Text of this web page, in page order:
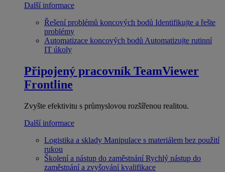
Další informace
Řešení problémů koncových bodů Identifikujte a řešte
problémy
Automatizace koncových bodů Automatizujte rutinní
IT úkoly
Připojený pracovník TeamViewer
Frontline
Zvyšte efektivitu s průmyslovou rozšířenou realitou.
Další informace
Logistika a sklady Manipulace s materiálem bez použití
rukou
Školení a nástup do zaměstnání Rychlý nástup do
zaměstnání a zvyšování kvalifikace